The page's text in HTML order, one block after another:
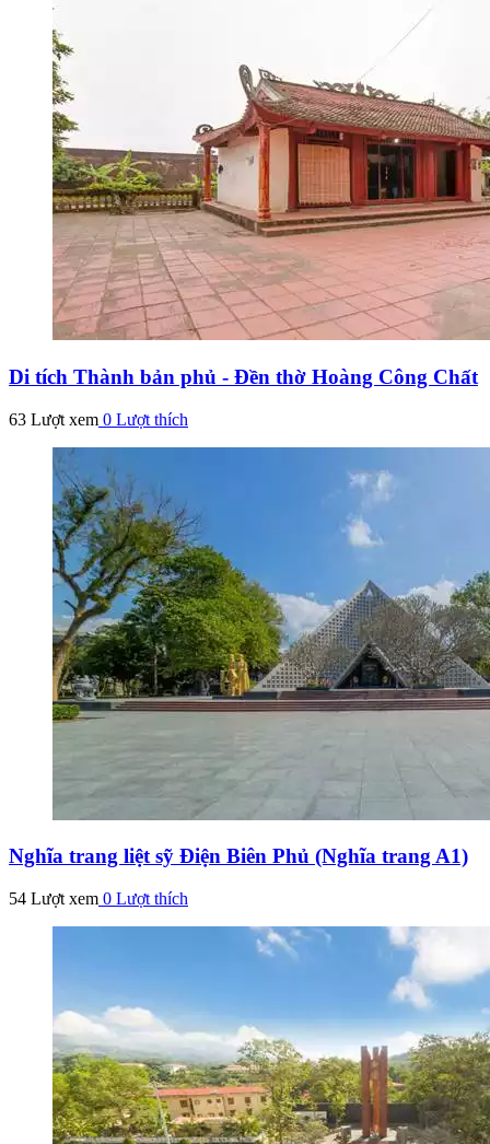
Di tích Thành bản phủ - Đền thờ Hoàng Công Chất
63 Lượt xem 0 Lượt thích
Nghĩa trang liệt sỹ Điện Biên Phủ (Nghĩa trang A1)
54 Lượt xem 0 Lượt thích